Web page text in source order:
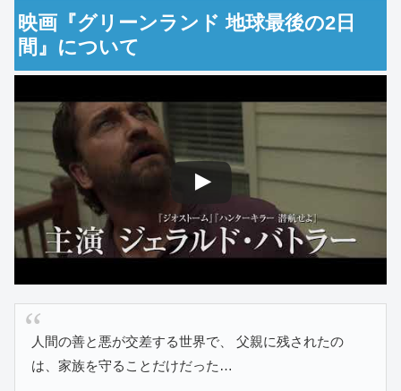
映画『グリーンランド 地球最後の2日
間 』について
人間の善と悪が交差する世界で、 父親に残されたの
は、家族を守ることだけだった…